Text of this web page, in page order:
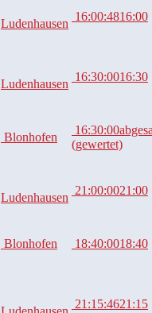
Ludenhausen
16:00:4816:00
Ludenhausen
16:30:0016:30
Blonhofen
16:30:00
(gewertet)
Ludenhausen
21:00:0021:00
Blonhofen 18:40:0018:40
21:15:4621:15